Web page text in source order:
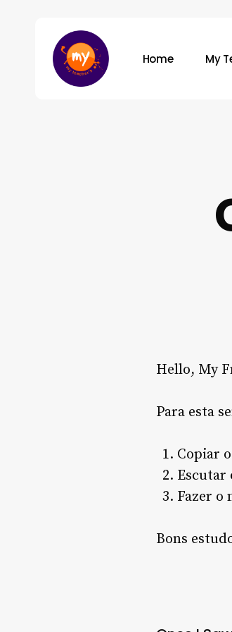
Home My
Hello, My
Para esta
Copiar
Escutar
Fazer o
Bons